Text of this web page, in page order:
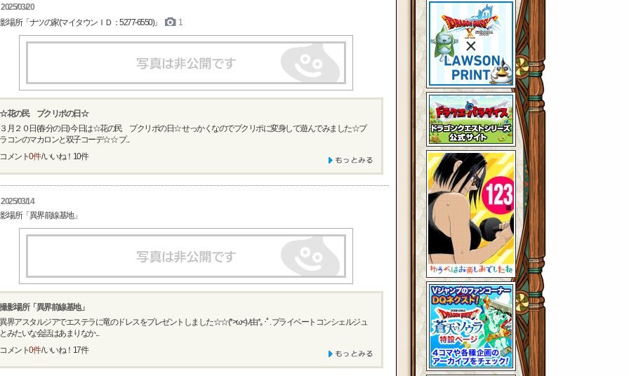
2025/03/20
場所「ナツの家(マイタウンＩＤ：5277-6550)」
1
☆花の民 プクリポの日☆
３月２０日(春分の日) 今日は☆花の民 プクリポの日☆ せっかくなのでプクリポに変身して遊んでみました☆プ
ラコンのマカロンと双子コーデ☆☆ プ...
コメント0件/ いいね！ 10件
2025/03/14
場所「異界前線基地」
撮影場所「異界前線基地」
異界アスタルジアでエステラに竜のドレスをプレゼントしました☆☆(*>ω<)ﾉ由*｡･ﾟ. プライベートコンシェルジュ
とみたいな会話はあまりなか...
コメント0件/ いいね！ 17件